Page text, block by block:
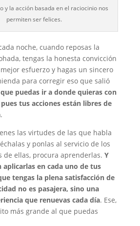
y la acción basada en el raciocinio nos
permiten ser felices.
noche, cuando reposas la
tengas la honesta convicción
esfuerzo y hagas un sincero
para corregir eso que salió
puedas ir a donde quieras con
tus acciones están libres de
.
las virtudes de las que habla
y ponlas al servicio de los
de ellas, procura aprenderlas. Y
aplicarlas en cada uno de tus
tengas la plena satisfacción de
no es pasajera, sino una
que renuevas cada día. Ese,
más grande al que puedas